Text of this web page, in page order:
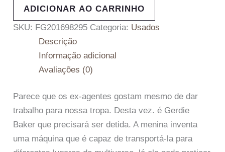
ADICIONAR AO CARRINHO
SKU: FG201698295 Categoria: Usados
Descrição
Informação adicional
Avaliações (0)
Parece que os ex-agentes gostam mesmo de dar
trabalho para nossa tropa. Desta vez. é Gerdie
Baker que precisará ser detida. A menina inventa
uma máquina que é capaz de transportá-la para